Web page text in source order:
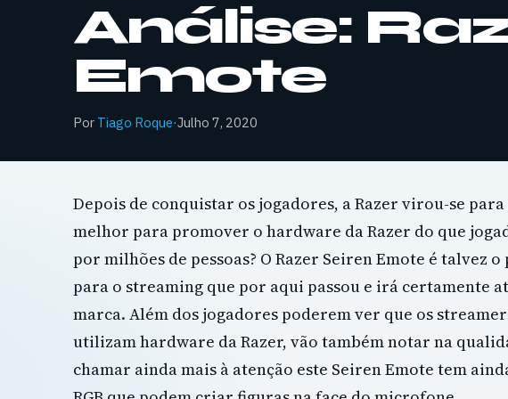
Análise:
Emote
Por Tiago Roque·Julho 7, 2020
Depois de conquistar os jogadores, a Razer virou-se
melhor para promover o hardware da Razer do que
por milhões de pessoas? O Razer Seiren Emote é talvez
para o streaming que por aqui passou e irá certamente
marca. Além dos jogadores poderem ver que os
utilizam hardware da Razer, vão também notar na
chamar ainda mais à atenção este Seiren Emote tem